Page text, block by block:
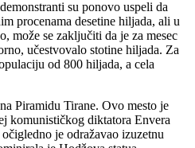
su ponovo uspeli da
procenama desetine hiljada, ali u
može se zaključiti da je za mesec
učestvovalo stotine hiljada. Za
od 800 hiljada, a cela
Piramidu Tirane. Ovo mesto je
komunističkog diktatora Envera
je odražavao izuzetnu